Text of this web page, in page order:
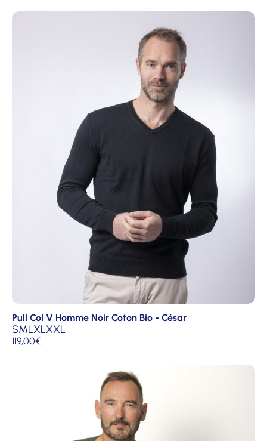
Pull Col V Homme Noir Coton Bio - César
SMLXLXXL
119,00€